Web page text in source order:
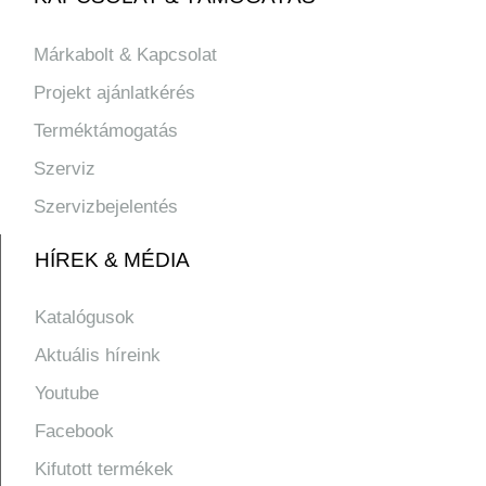
Márkabolt & Kapcsolat
Projekt ajánlatkérés
Terméktámogatás
Szerviz
Szervizbejelentés
HÍREK & MÉDIA
Katalógusok
Aktuális híreink
Youtube
Facebook
Kifutott termékek